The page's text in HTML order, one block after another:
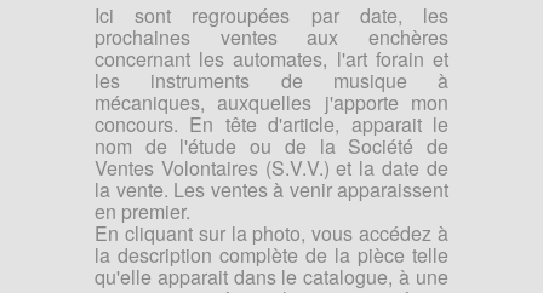
Ici sont regroupées par date, les
prochaines ventes aux enchères
concernant les automates, l'art forain et
les instruments de musique à
mécaniques, auxquelles j'apporte mon
concours. En tête d'article, apparait le
nom de l'étude ou de la Société de
Ventes Volontaires (S.V.V.) et la date de
la vente. Les ventes à venir apparaissent
en premier.
En cliquant sur la photo, vous accédez à
la description complète de la pièce telle
qu'elle apparait dans le catalogue, à une